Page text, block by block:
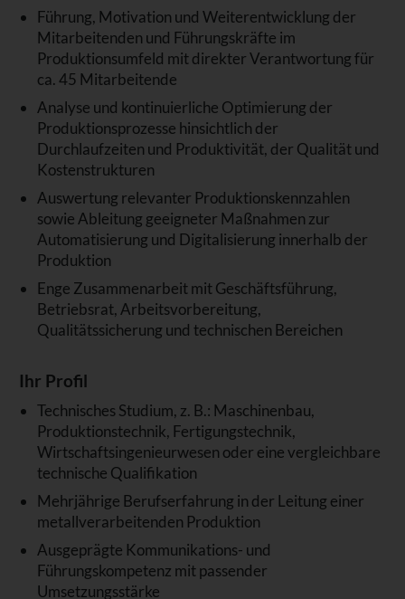
Führung, Motivation und Weiterentwicklung der
Mitarbeitenden und Führungskräfte im
Produktionsumfeld mit direkter Verantwortung für
ca. 45 Mitarbeitende
Analyse und kontinuierliche Optimierung der
Produktionsprozesse hinsichtlich der
Durchlaufzeiten und Produktivität, der Qualität und
Kostenstrukturen
Auswertung relevanter Produktionskennzahlen
sowie Ableitung geeigneter Maßnahmen zur
Automatisierung und Digitalisierung innerhalb der
Produktion
Enge Zusammenarbeit mit Geschäftsführung,
Betriebsrat, Arbeitsvorbereitung,
Qualitätssicherung und technischen Bereichen
Ihr Profil
Technisches Studium, z. B.: Maschinenbau,
Produktionstechnik, Fertigungstechnik,
Wirtschaftsingenieurwesen oder eine vergleichbare
technische Qualifikation
Mehrjährige Berufserfahrung in der Leitung einer
metallverarbeitenden Produktion
Ausgeprägte Kommunikations- und
Führungskompetenz mit passender
Umsetzungsstärke